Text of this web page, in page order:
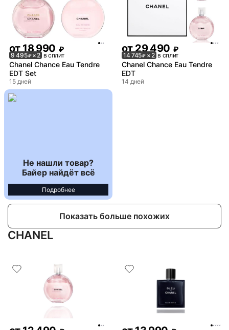
от18 990 ₽
9 495₽× 2 в сплит
Chanel Chance Eau Tendre
EDT Set
15 дней
от29 490 ₽
14 745₽ × 2 в сплит
Chanel Chance Eau Tendre
EDT
14 дней
Не нашли товар?
Байер найдёт всё
Подробнее
Показать больше похожих
CHANEL